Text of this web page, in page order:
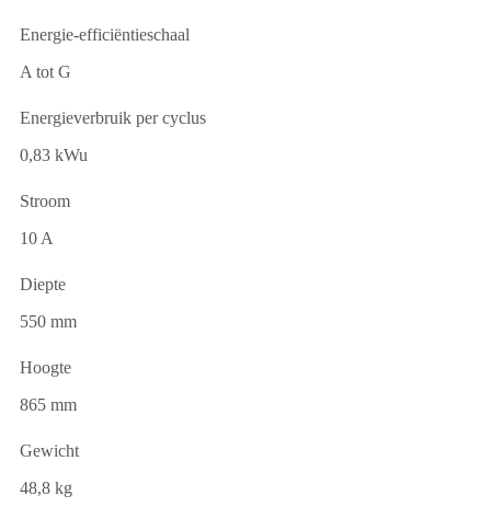
Energie-efficiëntieschaal
A tot G
Energieverbruik per cyclus
0,83 kWu
Stroom
10 A
Diepte
550 mm
Hoogte
865 mm
Gewicht
48,8 kg